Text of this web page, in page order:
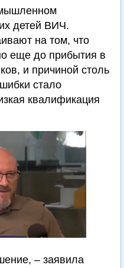
детей ВИЧ.
на том, что
еще до прибытия в
и причиной столь
стало
квалификация
– заявила